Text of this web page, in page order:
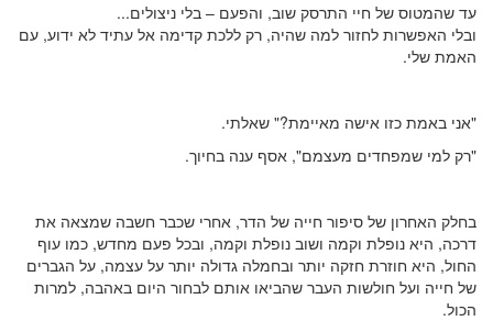
עד שהמטוס של חיי התרסק שוב, והפעם – בלי ניצולים...
ובלי האפשרות לחזור למה שהיה, רק ללכת קדימה אל עתיד לא ידוע, עם
האמת שלי.
"אני באמת כזו אישה מאיימת?" שאלתי.
"רק למי שמפחדים מעצמם", אסף ענה בחיוך.
בחלק האחרון של סיפור חייה של הדר, אחרי שכבר חשבה שמצאה את
דרכה, היא נופלת וקמה ושוב נופלת וקמה, ובכל פעם מחדש, כמו עוף
החול, היא חוזרת חזקה יותר ובחמלה גדולה יותר על עצמה, על הגברים
של חייה ועל חולשות העבר שהביאו אותם לבחור היום באהבה, למרות
הכול.